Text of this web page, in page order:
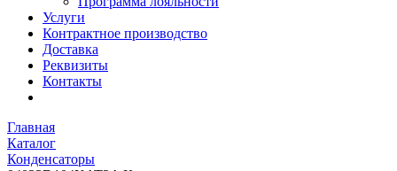
Услуги
Контрактное производство
Доставка
Реквизиты
Контакты
Главная
Каталог
Конденсаторы